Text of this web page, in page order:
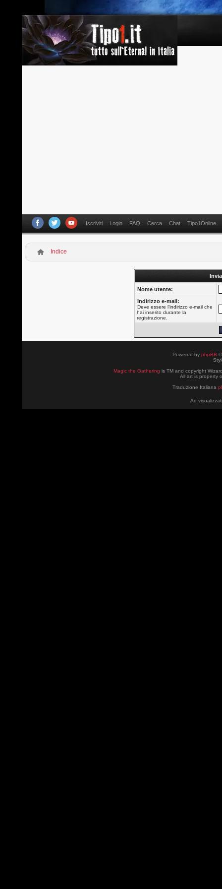
Iscriviti Login FAQ Cerca Chat Tipo1Online
Indice
Nome utente:
Indirizzo e-mail:
Deve essere l’indirizzo e-mail che
hai inserito durante la
registrazione.
Powered by phpBB
Magic the Gathering is TM and copyright
All art is property
Traduzione Italiana
Ad